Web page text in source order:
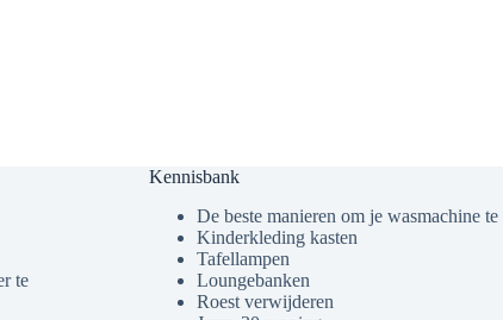
te
Kennisbank
De beste manieren om je wasmachine
Kinderkleding kasten
Tafellampen
Loungebanken
Roest verwijderen